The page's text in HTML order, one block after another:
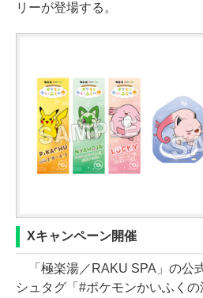
リーが登場する。
Xキャンペーン開催
「極楽湯／RAKU SPA」の公
シュタグ「#ポケモンかいふく